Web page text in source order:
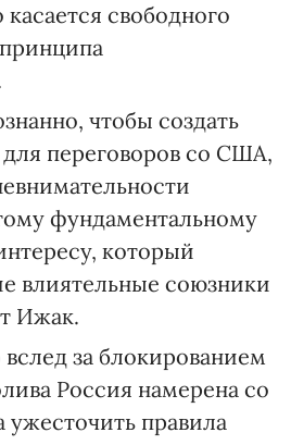
касается свободного
чтобы создать
переговоров со США,
фундаментальному
который
влиятельные союзники
Ижак.
за блокированием
Россия намерена со
правила